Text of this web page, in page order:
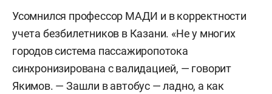
Усомнился профессор МАДИ и в корректности
учета безбилетников в Казани. «Не у многих
городов система пассажиропотока
синхронизирована с валидацией, — говорит
Якимов. — Зашли в автобус — ладно, а как